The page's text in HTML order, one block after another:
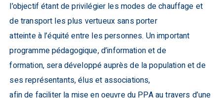
l’objectif étant de privilégier les modes de chauffage et
de transport les plus vertueux sans porter
atteinte à l’équité entre les personnes. Un important
programme pédagogique, d’information et de
formation, sera développé auprès de la population et de
ses représentants, élus et associations,
afin de faciliter la mise en oeuvre du PPA au travers d’une